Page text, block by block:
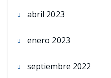
abril 2023
enero 2023
septiembre 2022